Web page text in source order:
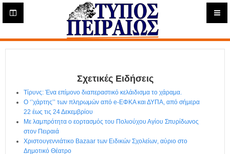
Η
ε
ρ
Σχετικές Ειδήσεις
Τίρυνς: Ένα επίμονο διαπεραστικό κελάιδισμα το χάραμα.
Ο ‘’χάρτης’’ των πληρωμών από e-ΕΦΚΑ και ΔΥΠΑ, από σήμερα
22 έως τις 24 Δεκεμβρίου
Με λαμπρότητα ο εορτασμός του Πολιούχου Αγίου Σπυρίδωνος
στον Πειραιά
Χριστουγεννιάτικο Bazaar των Ειδικών Σχολείων, αύριο στο
Δημοτικό Θέατρο